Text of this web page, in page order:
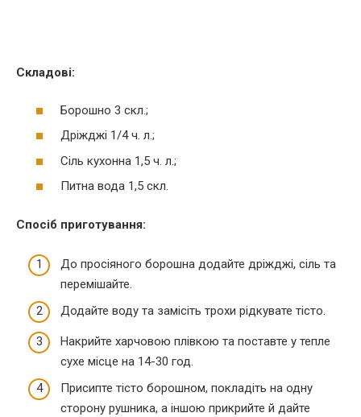
Складові:
Борошно 3 скл.;
Дріжджі 1/4 ч. л.;
Сіль кухонна 1,5 ч. л.;
Питна вода 1,5 скл.
Спосіб приготування:
До просіяного борошна додайте дріжджі, сіль та
перемішайте.
Додайте воду та замісіть трохи рідкувате тісто.
Накрийте харчовою плівкою та поставте у тепле
сухе місце на 14-30 год.
Присипте тісто борошном, покладіть на одну
сторону рушника, а іншою прикрийте й дайте